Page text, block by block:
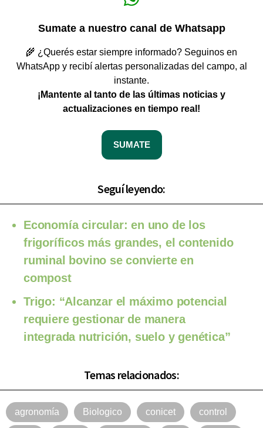
Sumate a nuestro canal de Whatsapp
🌾 ¿Querés estar siempre informado? Seguinos en
WhatsApp y recibí alertas personalizadas del campo, al
instante.
¡Mantente al tanto de las últimas noticias y
actualizaciones en tiempo real!
SUMATE
Seguí leyendo:
Economía circular: en uno de los
frigoríficos más grandes, el contenido
ruminal bovino se convierte en
compost
Trigo: “Alcanzar el máximo potencial
requiere gestionar de manera
integrada nutrición, suelo y genética”
Temas relacionados:
agronomía Biologico conicet control